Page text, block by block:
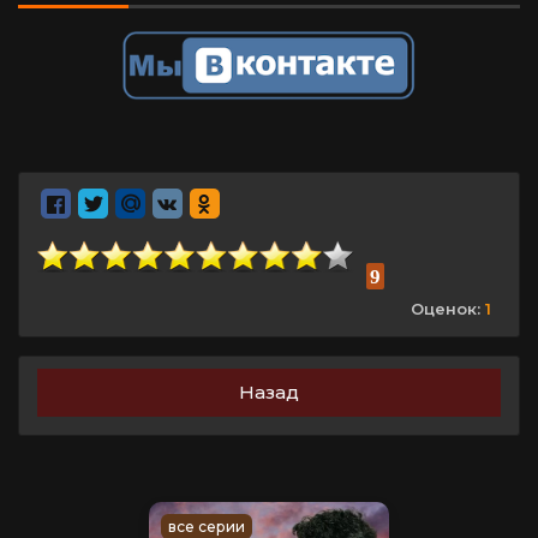
9
Оценок: 1
Назад
все серии